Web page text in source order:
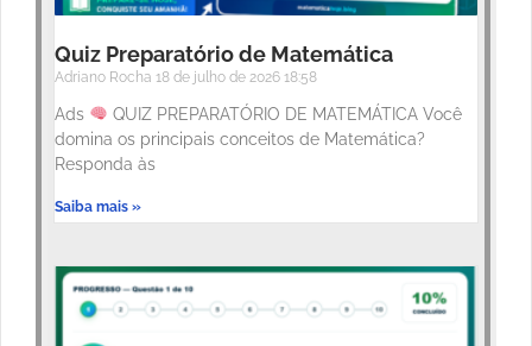
Quiz Preparatório de Matemática
Adriano Rocha 18 de julho de 2026 18:58
Ads
QUIZ PREPARATÓRIO DE MATEMÁTICA Você
domina os principais conceitos de Matemática?
Responda às
Saiba mais »